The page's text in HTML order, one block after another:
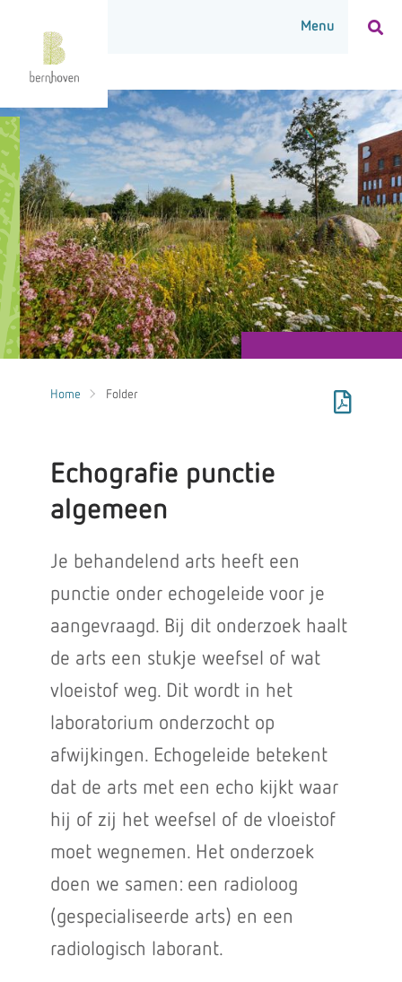
Home Folder
Echografie punctie
algemeen
Je behandelend arts heeft een
punctie onder echogeleide voor je
aangevraagd. Bij dit onderzoek haalt
de arts een stukje weefsel of wat
vloeistof weg. Dit wordt in het
laboratorium onderzocht op
afwijkingen. Echogeleide betekent
dat de arts met een echo kijkt waar
hij of zij het weefsel of de vloeistof
moet wegnemen. Het onderzoek
doen we samen: een radioloog
(gespecialiseerde arts) en een
radiologisch laborant.